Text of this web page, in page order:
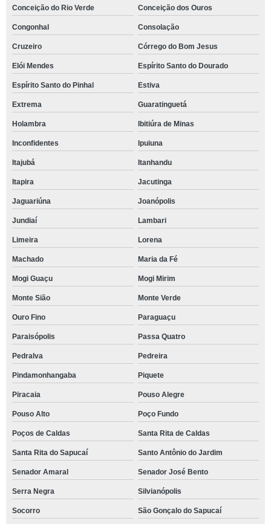
Conceição do Rio Verde Conceição dos Ouros
Congonhal Consolação
Cruzeiro Córrego do Bom Jesus
Elói Mendes Espírito Santo do Dourado
Espírito Santo do Pinhal Estiva
Extrema Guaratinguetá
Holambra Ibitiúra de Minas
Inconfidentes Ipuiuna
Itajubá Itanhandu
Itapira Jacutinga
Jaguariúna Joanópolis
Jundiaí Lambari
Limeira Lorena
Machado Maria da Fé
Mogi Guaçu Mogi Mirim
Monte Sião Monte Verde
Ouro Fino Paraguaçu
Paraisópolis Passa Quatro
Pedralva Pedreira
Pindamonhangaba Piquete
Piracaia Pouso Alegre
Pouso Alto Poço Fundo
Poços de Caldas Santa Rita de Caldas
Santa Rita do Sapucaí Santo Antônio do Jardim
Senador Amaral Senador José Bento
Serra Negra Silvianópolis
Socorro São Gonçalo do Sapucaí